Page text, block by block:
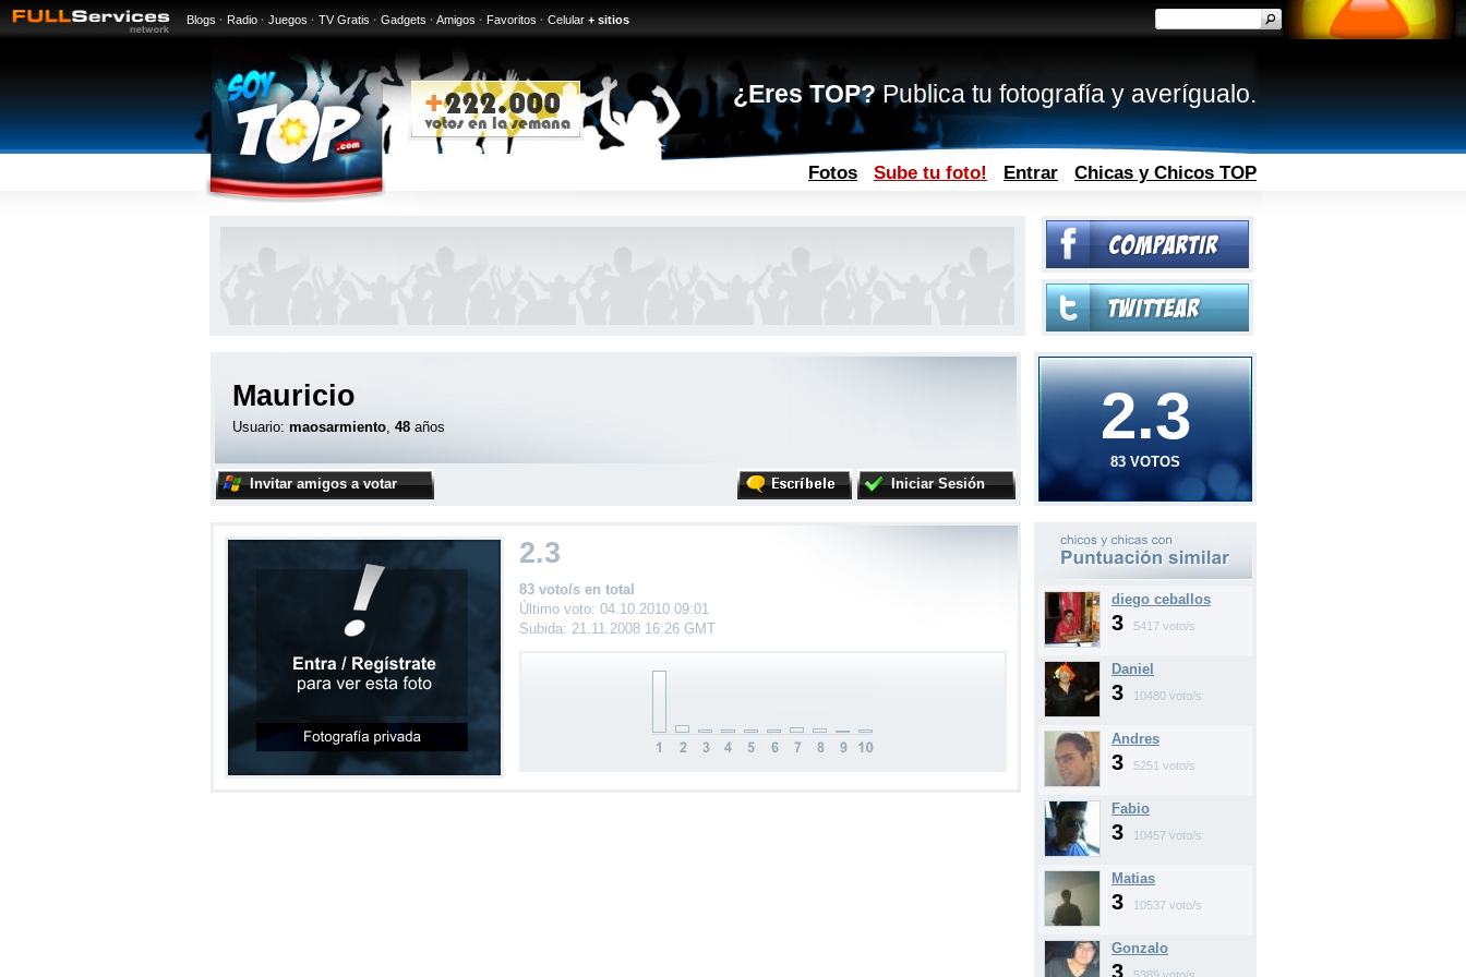
Blogs · Radio · Juegos · TV Gratis · Gadgets · Amigos · Favoritos · Celular + sitios
¿Eres TOP?Publica tu fotografía y averígualo.
Fotos Sube tu foto! Entrar Chicas y Chicos TOP
2.3
83 VOTOS
Mauricio
Usuario: maosarmiento, 48 años
Iniciar Sesión
Invitar amigos a votar
diego ceballos
3 5417 voto/s
Daniel
3 10480 voto/s
Andres
3 5251 voto/s
Fabio
3 10457 voto/s
Matias
3 10537 voto/s
Gonzalo
3
2.3
83 voto/s en total
Último voto: 04.10.2010 09:01
Subida: 21.11.2008 16:26 GMT